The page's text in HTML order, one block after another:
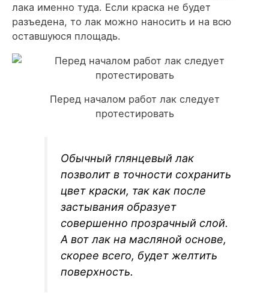
лака именно туда. Если краска не будет
разъедена, то лак можно наносить и на всю
оставшуюся площадь.
Перед началом работ лак следует
протестировать
Обычный глянцевый лак
позволит в точности сохранить
цвет краски, так как после
застывания образует
совершенно прозрачный слой.
А вот лак на масляной основе,
скорее всего, будет желтить
поверхность.